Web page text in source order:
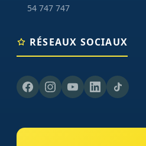
54 747 747
RÉSEAUX SOCIAUX